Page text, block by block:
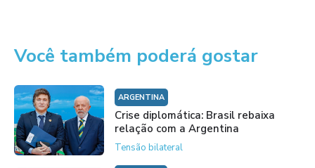
Você também poderá gostar
ARGENTINA
Crise diplomática: Brasil rebaixa
relação com a Argentina
Tensão bilateral